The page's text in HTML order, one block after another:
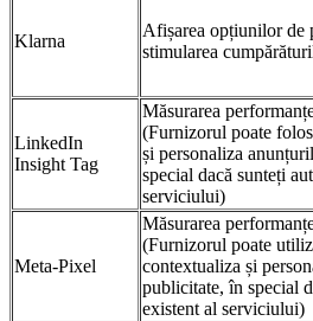
Klarna
Afișarea opțiunilor de
stimularea
LinkedIn
Insight Tag
Măsurarea
(Furnizorul poate
și personaliza
special dacă sunteți
serviciului)
Meta-Pixel
Măsurarea
(Furnizorul poate
contextualiza și
publicitate, în special
existent al serviciului)